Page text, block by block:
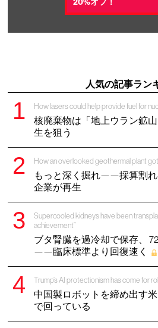
人気の記事ラン
How lasers could help provide fuel for
核廃棄物は「地上ウラン鉱
生を狙う
How an overlooked geothermal plant
もっと深く掘れ——採算割
企業が再生
Supercooled kidneys have been
achievement”
ブタ腎臓を過冷却で保存、
——臨床標準より回復速く
Trump’s AI protectionism has come for
中国製ロボットを締め出す
で回っている